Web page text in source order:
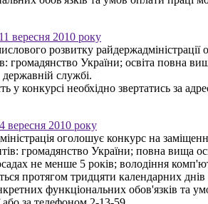
вересня 2010 року
розвитку
громадянство України; освіта повна
службі.
у конкурсі необхідно звертатись за
вересня 2010 року
оголошує конкурс на
громадянство України; повна вища
не менше 5 років; володіння
протягом тридцяти календарних
функціональних обов'язків та